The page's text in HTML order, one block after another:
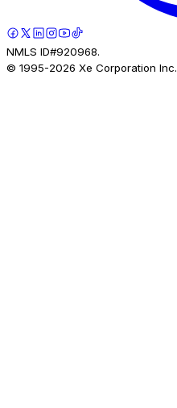
NMLS ID#920968.
© 1995-2026 Xe Corporation Inc.